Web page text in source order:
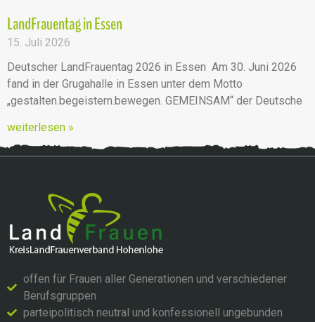
LandFrauentag in Essen
15. Juli 2026
Deutscher LandFrauentag 2026 in Essen Am 30. Juni 2026
fand in der Grugahalle in Essen unter dem Motto
„gestalten.begeistern.bewegen. GEMEINSAM“ der Deutsche
weiterlesen »
offen für Frauen aller Generationen und verschiedener
Berufsgruppen
parteipolitisch neutral und konfessionell ungebunden